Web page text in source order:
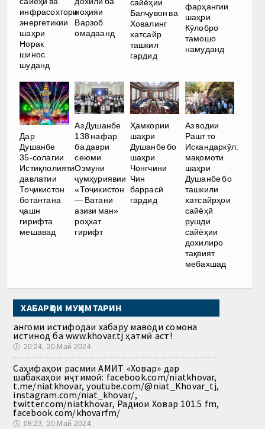
инфрасохтори
энергетикии
шаҳри
Норак
шинос
шуданд
ноҳияи
Варзоб
омадаанд
сайёҳии
Балҷувон ва
Ховалинг
хатсайр
ташкил
гардид
фарҳангии
шаҳри
Кӯлобро
тамошо
намуданд
Дар
Душанбе
35-солагии
Истиқлолияти
давлатии
Тоҷикистон
ботантана
ҷашн
гирифта
мешавад
Аз Душанбе
138 нафар
ба даври
сеюми
Озмуни
ҷумҳуриявии
«Тоҷикистон
— Ватани
азизи ман»
роҳхат
гирифт
Ҳамкории
шаҳри
Душанбе бо
шаҳри
Чонгчини
Чин
баррасӣ
гардид
Аз водии
Рашт то
Искандаркӯл:
мақомоти
шаҳри
Душанбе бо
ташкили
хатсайрҳои
сайёҳӣ
рушди
сайёҳии
дохилиро
тақвият
мебахшад
ХАБАРҲОИ МУҲИМТАРИН
Ҳангоми истифодаи хабару маводи сомона
истинод ба www.khovar.tj ҳатмӣ аст!
🕔 20:24, 20.Май 2024
Саҳифаҳои расмии АМИТ «Ховар» дар
шабакаҳои иҷтимоӣ: facebook.com/niatkhovar,
t.me/niatkhovar, youtube.com/@niat_Khovar_tj,
instagram.com/niat_khovar/,
twitter.com/niatkhovar, Радиои Ховар 101.5 fm,
facebook.com/khovarfm/
🕔 08:23, 20.Май 2024